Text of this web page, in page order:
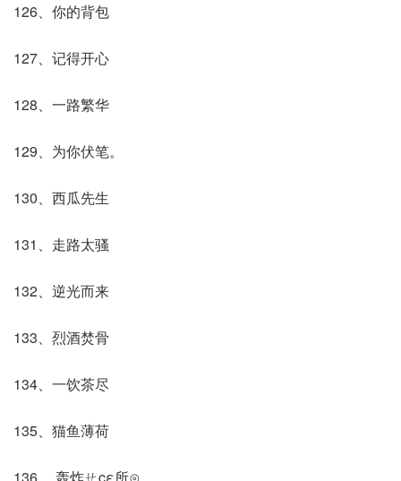
126、你的背包
127、记得开心
128、一路繁华
129、为你伏笔。
130、西瓜先生
131、走路太骚
132、逆光而来
133、烈酒焚骨
134、一饮茶尽
135、猫鱼薄荷